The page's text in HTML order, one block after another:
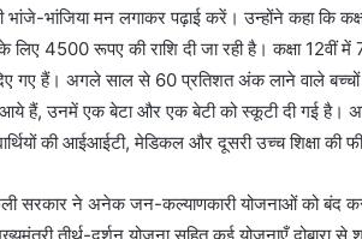
भांजे-भांजिया मन लगाकर पढ़ाई करें। उन्होंने कहा कि
4500 रूपए की राशि दी जा रही है। कक्षा 12वीं में
गए हैं। अगले साल से 60 प्रतिशत अंक लाने वाले बच्चों
हैं, उनमें एक बेटा और एक बेटी को स्कूटी दी गई है।
की आईआईटी, मेडिकल और दूसरी उच्च शिक्षा की
सरकार ने अनेक जन-कल्याणकारी योजनाओं को बंद